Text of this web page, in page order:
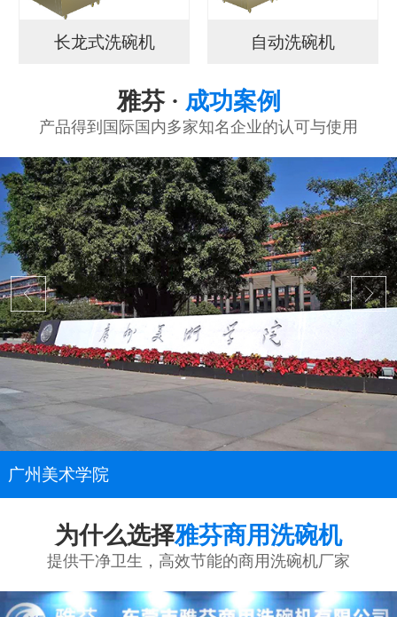
长龙式洗碗机 自动洗碗机
雅芬 · 成功案例
产品得到国际国内多家知名企业的认可与使用
广州美术学院
为什么选择雅芬商用洗碗机
提供干净卫生，高效节能的商用洗碗机厂家